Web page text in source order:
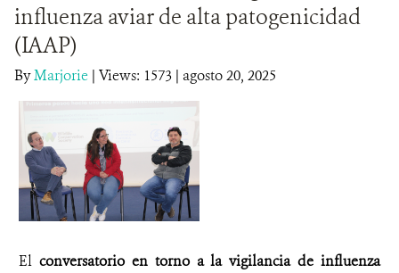
DONA
influenza aviar de alta patogenicidad
(IAAP)
ByMarjorie | Views: 1573 | agosto 20, 2025
El conversatorio en torno a la vigilancia de influenza